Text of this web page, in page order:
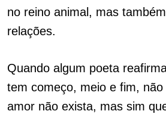
no reino animal, mas
relações.
Quando algum poeta
tem começo, meio e fim,
amor não exista, mas sim